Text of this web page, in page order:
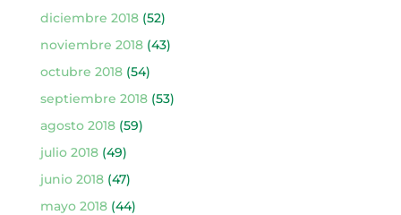
diciembre 2018(52)
noviembre 2018(43)
octubre 2018(54)
septiembre 2018(53)
agosto 2018(59)
julio 2018(49)
junio 2018(47)
mayo 2018(44)